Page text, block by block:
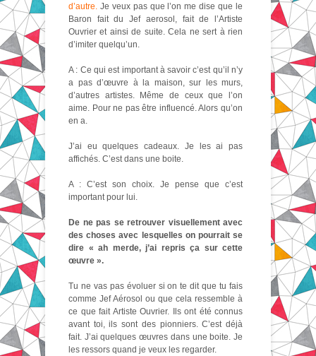
d’autre. Je veux pas que l’on me dise que le
Baron fait du Jef aerosol, fait de l’Artiste
Ouvrier et ainsi de suite. Cela ne sert à rien
d’imiter quelqu’un.
A : Ce qui est important à savoir c’est qu’il n’y
a pas d’œuvre à la maison, sur les murs,
d’autres artistes. Même de ceux que l’on
aime. Pour ne pas être influencé. Alors qu’on
en a.
J’ai eu quelques cadeaux. Je les ai pas
affichés. C’est dans une boite.
A : C’est son choix. Je pense que c’est
important pour lui.
De ne pas se retrouver visuellement avec
des choses avec lesquelles on pourrait se
dire « ah merde, j’ai repris ça sur cette
œuvre ».
Tu ne vas pas évoluer si on te dit que tu fais
comme Jef Aérosol ou que cela ressemble à
ce que fait Artiste Ouvrier. Ils ont été connus
avant toi, ils sont des pionniers. C’est déjà
fait. J’ai quelques œuvres dans une boite. Je
les ressors quand je veux les regarder.